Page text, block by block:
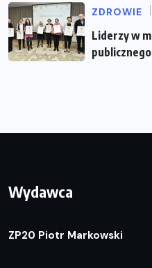
ZDROWIE
Liderzy w
Wydawca
ZP20 Piotr Markowski